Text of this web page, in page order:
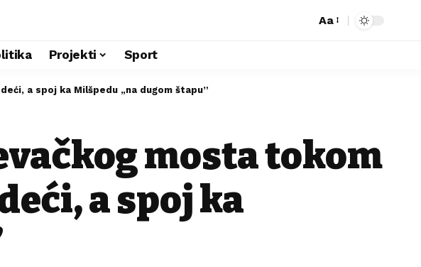
Aa
Projekti Sport
a spoj ka Milšpedu „na dugom štapu”
mosta tokom
a spoj ka